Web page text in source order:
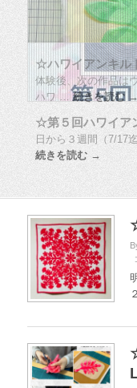
☆第５回ハワイア
日から３週間（7/17
続きを読む →
☆ハワイアンキル
体験後、次の作品は
ハワ …続きを読む →